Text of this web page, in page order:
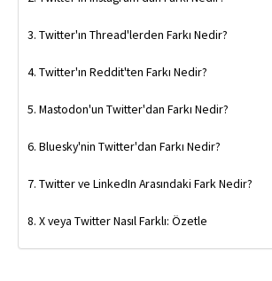
Twitter'ın Thread'lerden Farkı Nedir?
Twitter'ın Reddit'ten Farkı Nedir?
Mastodon'un Twitter'dan Farkı Nedir?
Bluesky'nin Twitter'dan Farkı Nedir?
Twitter ve LinkedIn Arasındaki Fark Nedir?
X veya Twitter Nasıl Farklı: Özetle